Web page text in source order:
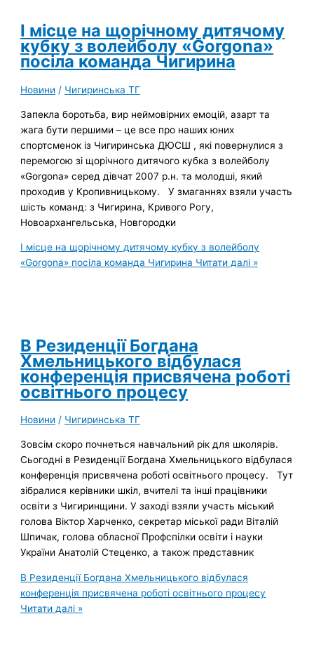
І місце на щорічному дитячому
кубку з волейболу «Gorgona»
посіла команда Чигирина
Новини / Чигиринська ТГ
Запекла боротьба, вир неймовірних емоцій, азарт та
жага бути першими – це все про наших юних
спортсменок із Чигиринська ДЮСШ , які повернулися з
перемогою зі щорічного дитячого кубка з волейболу
«Gorgona» серед дівчат 2007 р.н. та молодші, який
проходив у Кропивницькому. У змаганнях взяли участь
шість команд: з Чигирина, Кривого Рогу,
Новоархангельська, Новгородки
І місце на щорічному дитячому кубку з волейболу
«Gorgona» посіла команда Чигирина Читати далі »
В Резиденції Богдана
Хмельницького відбулася
конференція присвячена роботі
освітнього процесу
Новини / Чигиринська ТГ
Зовсім скоро почнеться навчальний рік для школярів.
Сьогодні в Резиденції Богдана Хмельницького відбулася
конференція присвячена роботі освітнього процесу. Тут
зібралися керівники шкіл, вчителі та інші працівники
освіти з Чигиринщини. У заході взяли участь міський
голова Віктор Харченко, секретар міської ради Віталій
Шпичак, голова обласної Профспілки освіти і науки
України Анатолій Стеценко, а також представник
В Резиденції Богдана Хмельницького відбулася
конференція присвячена роботі освітнього процесу
Читати далі »